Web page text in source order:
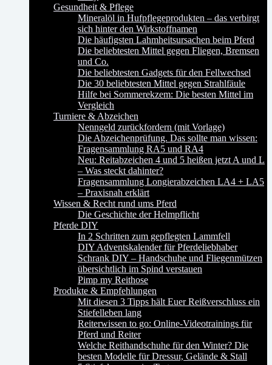
Gesundheit & Pflege
Mineralöl in Hufpflegeprodukten – das verbirgt
sich hinter den Wirkstoffnamen
Die häufigsten Lahmheitsursachen beim Pferd
Die beliebtesten Mittel gegen Fliegen, Bremsen
und Co.
Die beliebtesten Gadgets für den Fellwechsel
Die 30 beliebtesten Mittel gegen Strahlfäule
Hilfe bei Sommerekzem: Die besten Mittel im
Vergleich
Turniere & Abzeichen
Nenngeld zurückfordern (mit Vorlage)
Die Abzeichenprüfung. Das sollte man wissen:
Fragensammlung RA5 und RA4
Neu: Reitabzeichen 4 und 5 heißen jetzt A und L
– Was steckt dahinter?
Fragensammlung Longierabzeichen LA4 + LA5
– Praxisnah erklärt
Wissen & Recht rund ums Pferd
Die Geschichte der Helmpflicht
Pferde DIY
In 2 Schritten zum gepflegten Lammfell
DIY Adventskalender für Pferdeliebhaber
Schrank DIY – Handschuhe und Fliegenmützen
übersichtlich im Spind verstauen
Pimp my Reithose
Produkte & Empfehlungen
Mit diesen 3 Tipps hält Euer Reißverschluss ein
Stiefelleben lang
Reiterwissen to go: Online-Videotrainings für
Pferd und Reiter
Welche Reithandschuhe für den Winter? Die
besten Modelle für Dressur, Gelände & Stall